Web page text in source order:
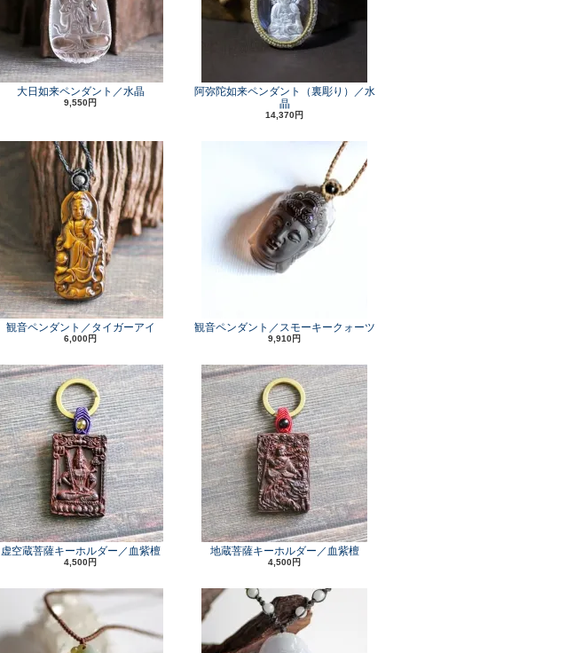
大日如来ペンダント／水晶
9,550円
阿弥陀如来ペンダント（裏彫り）／水
晶
14,370円
観音ペンダント／タイガーアイ
6,000円
観音ペンダント／スモーキークォーツ
9,910円
虚空蔵菩薩キーホルダー／血紫檀
4,500円
地蔵菩薩キーホルダー／血紫檀
4,500円